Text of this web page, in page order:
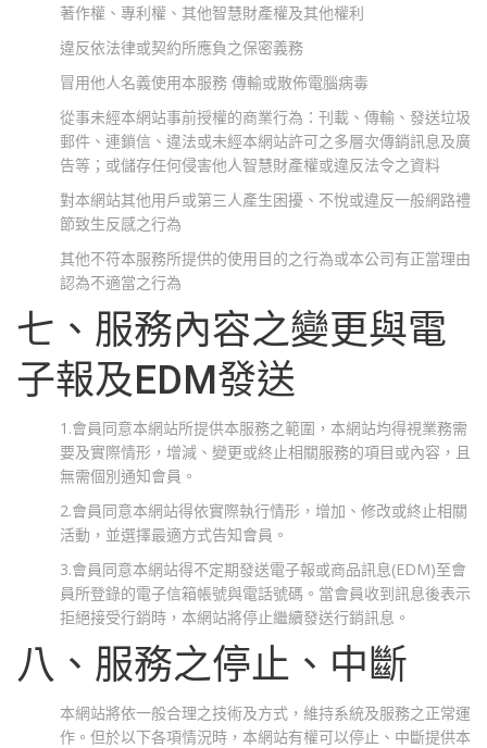
著作權、專利權、其他智慧財產權及其他權利
違反依法律或契約所應負之保密義務
冒用他人名義使用本服務 傳輸或散佈電腦病毒
從事未經本網站事前授權的商業行為：刊載、傳輸、發送垃圾
郵件、連鎖信、違法或未經本網站許可之多層次傳銷訊息及廣
告等；或儲存任何侵害他人智慧財產權或違反法令之資料
對本網站其他用戶或第三人產生困擾、不悅或違反一般網路禮
節致生反感之行為
其他不符本服務所提供的使用目的之行為或本公司有正當理由
認為不適當之行為
七、服務內容之變更與電
子報及EDM發送
1.會員同意本網站所提供本服務之範圍，本網站均得視業務需
要及實際情形，增減、變更或終止相關服務的項目或內容，且
無需個別通知會員。
2.會員同意本網站得依實際執行情形，增加、修改或終止相關
活動，並選擇最適方式告知會員。
3.會員同意本網站得不定期發送電子報或商品訊息(EDM)至會
員所登錄的電子信箱帳號與電話號碼。當會員收到訊息後表示
拒絕接受行銷時，本網站將停止繼續發送行銷訊息。
八、服務之停止、中斷
本網站將依一般合理之技術及方式，維持系統及服務之正常運
作。但於以下各項情況時，本網站有權可以停止、中斷提供本